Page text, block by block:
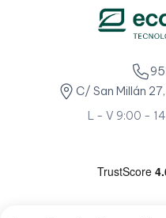
C/ San Millán
L - V 9:00 -